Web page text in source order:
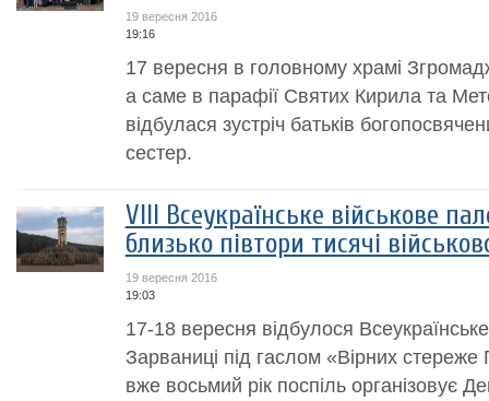
19 вересня 2016
19:16
17 вересня в головному храмі
а саме в парафії Святих Кирила та
відбулася зустріч батьків
сестер.
VIII Всеукраїнське військове
близько півтори тисячі
19 вересня 2016
19:03
17-18 вересня відбулося
Зарваниці під гаслом «Вірних
вже восьмий рік поспіль організовує